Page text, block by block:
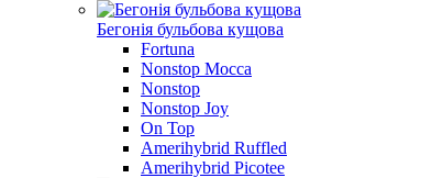
Бегонія бульбова кущова
Fortuna
Nonstop Mocca
Nonstop
Nonstop Joy
On Top
Amerihybrid Ruffled
Amerihybrid Picotee